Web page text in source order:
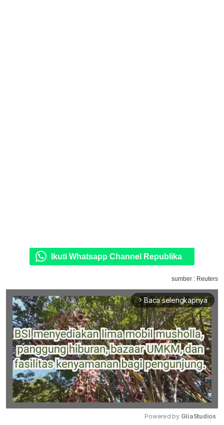
Ikuti Whatsapp Channel Republika
sumber : Reuters
arrow_forward_ios Baca selengkapnya
Powered by GliaStudios